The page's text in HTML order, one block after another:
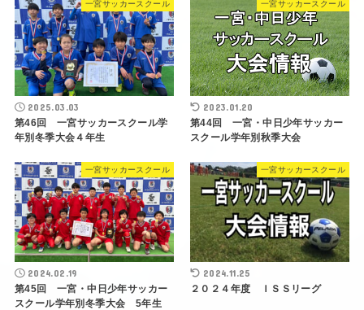
一宮サッカースクール
2025.03.03
第46回 一宮サッカースクール学
年別冬季大会４年生
一宮サッカースクール
2023.01.20
第44回 一宮・中日少年サッカー
スクール学年別秋季大会
一宮サッカースクール
2024.02.19
第45回 一宮・中日少年サッカー
スクール学年別冬季大会 5年生
一宮サッカースクール
2024.11.25
２０２４年度 ＩＳＳリーグ